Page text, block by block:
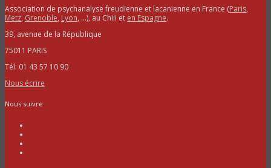
Association de psychanalyse freudienne et lacanienne en France (Paris,
Metz, Grenoble, Lyon, …), au Chili et en Espagne.
39, avenue de la République
75011 PARIS
Tél: 01 43 57 10 90
Nous écrire
Nous suivre